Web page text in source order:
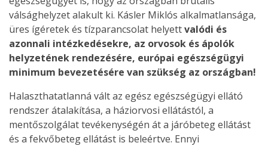
válsághelyzet alakult ki. Kásler Miklós alkalmatlansága,
üres ígéretek és tízparancsolat helyettvalódi és
azonnali intézkedésekre, az orvosok és ápolók
helyzetének rendezésére, európai egészségügyi
minimum bevezetésére van szükség az országban!
Halaszthatatlanná vált az egész egészségügyi ellátó
rendszer átalakítása, a háziorvosi ellátástól, a
mentőszolgálat tevékenységén át a járóbeteg ellátást
és a fekvőbeteg ellátást is beleértve. Ennyi